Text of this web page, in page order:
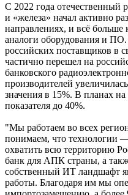
С 2022 года отечественный
и «железа» начал активно
направлениях, и всё
аналоги оборудования и
российских поставщиков в
частично перешел на
банковского
производителей
значения в 15%. В планах
показателя до 40%.
"Мы работаем во всех
понимаем, что технологии
охватить всю территорию
банк для АПК страны, а
собственный ИТ ландшафт
работы. Благодаря им мы